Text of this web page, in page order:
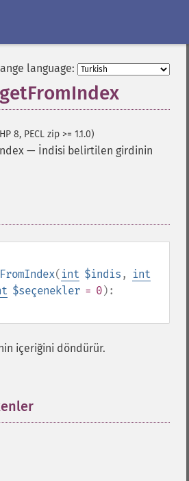
language:
8, PECL zip >= 1.1.0)
— İndisi belirtilen girdinin
( int $indis ,
int
$seçenekler = 0):
içeriğini döndürür.